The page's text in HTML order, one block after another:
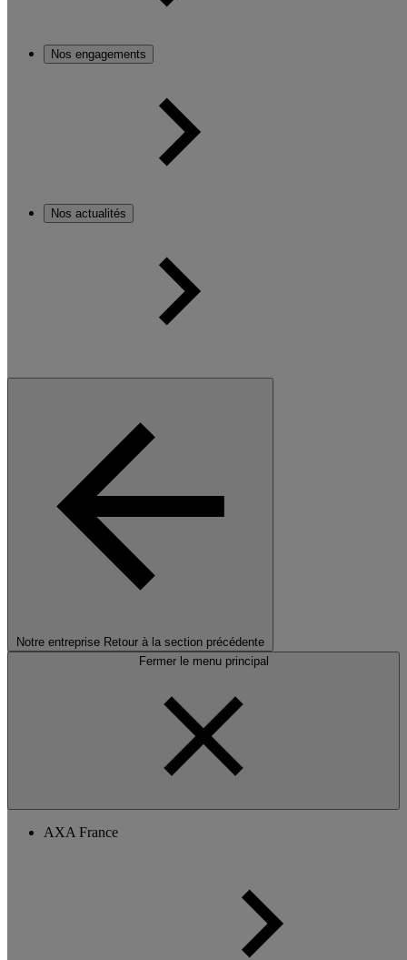
Nos engagements
Nos actualités
Notre entreprise Retour à la section précédente
Fermer le menu principal
AXA France